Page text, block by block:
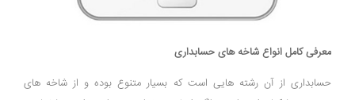
معرفی کامل انواع شاخه های حسابداری
حسابداری از آن رشته هایی است که بسیار متنوع بوده و از شاخه های